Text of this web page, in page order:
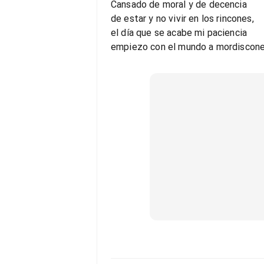
Cansado de moral y de decencia
de estar y no vivir en los rincones,
el día que se acabe mi paciencia
empiezo con el mundo a